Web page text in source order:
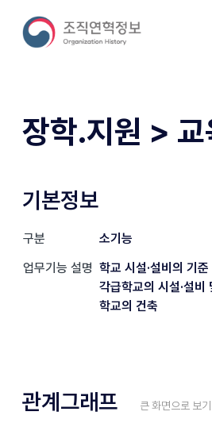
장학.지원 > 교
기본정보
구분
소기능
업무기능 설명 학교 시설·설비의 기준
각급학교의 시설·설비
학교의 건축
관계그래프 큰 화면으로 보기